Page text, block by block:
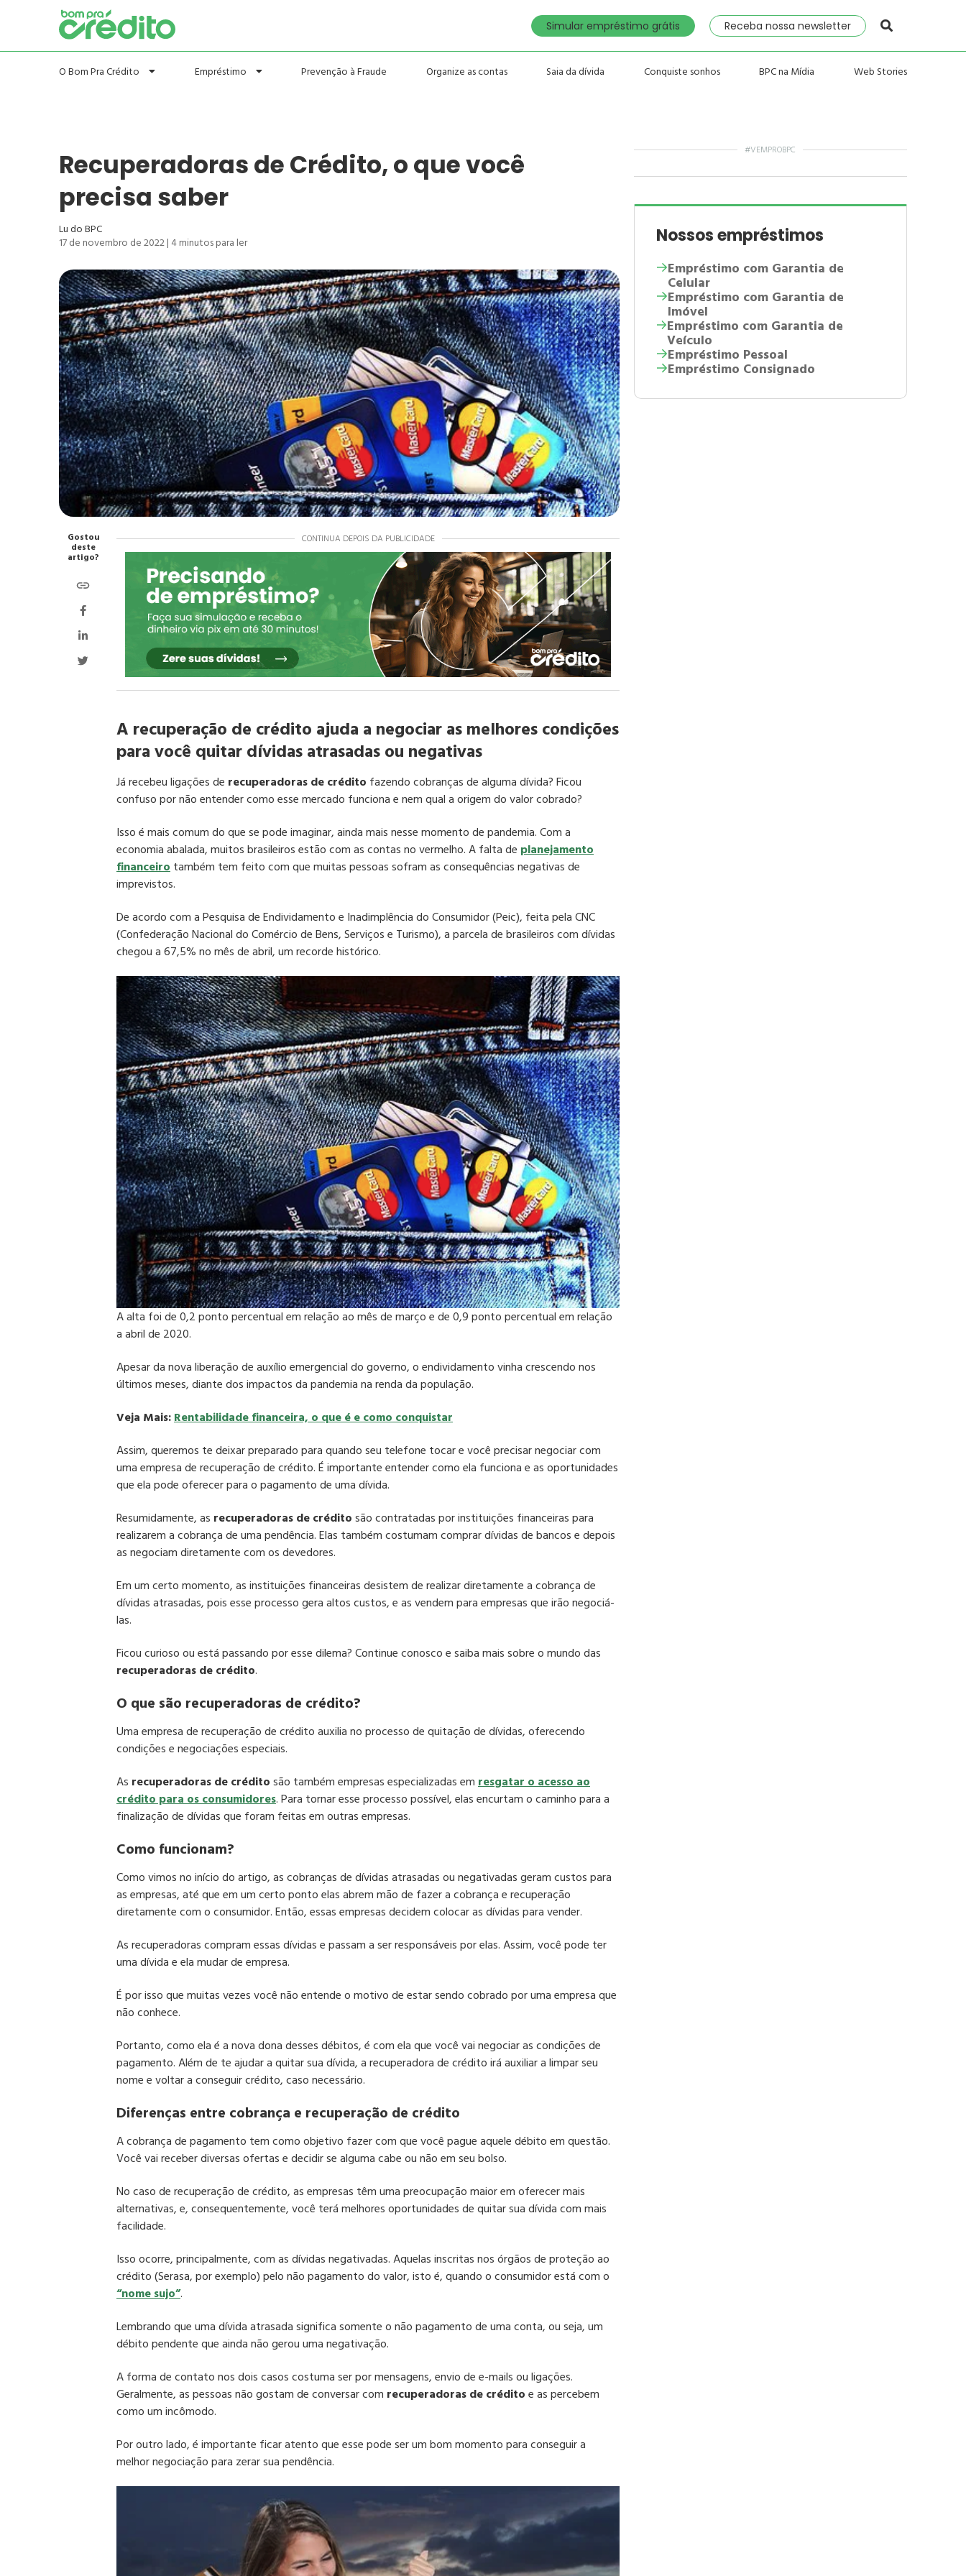
Simular empréstimo grátis Receba nossa newsletter
O Bom Pra Crédito Empréstimo Prevenção à Fraude Organize as contas Saia da dívida Conquiste sonhos BPC na Mídia Web Stories
Recuperadoras de Crédito, o que você
precisa saber
Lu do BPC
17 de novembro de 2022| 4minutos para ler
CONTINUA DEPOIS DA PUBLICIDADE
A recuperação de crédito ajuda a negociar as melhores condições
para você quitar dívidas atrasadas ou negativas
Já recebeu ligações de recuperadoras de crédito fazendo cobranças de alguma dívida? Ficou
confuso por não entender como esse mercado funciona e nem qual a origem do valor cobrado?
Isso é mais comum do que se pode imaginar, ainda mais nesse momento de pandemia. Com a
economia abalada, muitos brasileiros estão com as contas no vermelho. A falta de planejamento
financeirotambém tem feito com que muitas pessoas sofram as consequências negativas de
imprevistos.
De acordo com a Pesquisa de Endividamento e Inadimplência do Consumidor (Peic), feita pela CNC
(Confederação Nacional do Comércio de Bens, Serviços e Turismo), a parcela de brasileiros com dívidas
chegou a 67,5% no mês de abril, um recorde histórico.
A alta foi de 0,2 ponto percentual em relação ao mês de março e de 0,9 ponto percentual em relação
a abril de 2020.
Apesar da nova liberação de auxílio emergencial do governo, o endividamento vinha crescendo nos
últimos meses, diante dos impactos da pandemia na renda da população.
Veja Mais:Rentabilidade financeira, o que é e como conquistar
Assim, queremos te deixar preparado para quando seu telefone tocar e você precisar negociar com
uma empresa de recuperação de crédito. É importante entender como ela funciona e as oportunidades
que ela pode oferecer para o pagamento de uma dívida.
Resumidamente, as recuperadoras de créditosão contratadas por instituições financeiras para
realizarem a cobrança de uma pendência. Elas também costumam comprar dívidas de bancos e depois
as negociam diretamente com os devedores.
Em um certo momento, as instituições financeiras desistem de realizar diretamente a cobrança de
dívidas atrasadas, pois esse processo gera altos custos, e as vendem para empresas que irão negociá-
las.
Ficou curioso ou está passando por esse dilema? Continue conosco e saiba mais sobre o mundo das
recuperadoras de crédito.
O que são recuperadoras de crédito?
Uma empresa de recuperação de crédito auxilia no processo de quitação de dívidas, oferecendo
condições e negociações especiais.
As recuperadoras de créditosão também empresas especializadas emresgatar o acesso ao
crédito para os consumidores. Para tornar esse processo possível, elas encurtam o caminho para a
finalização de dívidas que foram feitas em outras empresas.
Como funcionam?
Como vimos no início do artigo, as cobranças de dívidas atrasadas ou negativadas geram custos para
as empresas, até que em um certo ponto elas abrem mão de fazer a cobrança e recuperação
diretamente com o consumidor. Então, essas empresas decidem colocar as dívidas para vender.
As recuperadoras compram essas dívidas e passam a ser responsáveis por elas. Assim, você pode ter
uma dívida e ela mudar de empresa.
É por isso que muitas vezes você não entende o motivo de estar sendo cobrado por uma empresa que
não conhece.
Portanto, como ela é a nova dona desses débitos, é com ela que você vai negociar as condições de
pagamento. Além de te ajudar a quitar sua dívida, a recuperadora de crédito irá auxiliar a limpar seu
nome e voltar a conseguir crédito, caso necessário.
Diferenças entre cobrança e recuperação de crédito
A cobrança de pagamento tem como objetivo fazer com que você pague aquele débito em questão.
Você vai receber diversas ofertas e decidir se alguma cabe ou não em seu bolso.
No caso de recuperação de crédito, as empresas têm uma preocupação maior em oferecer mais
alternativas, e, consequentemente, você terá melhores oportunidades de quitar sua dívida com mais
facilidade.
Isso ocorre, principalmente, com as dívidas negativadas. Aquelas inscritas nos órgãos de proteção ao
crédito (Serasa, por exemplo) pelo não pagamento do valor, isto é, quando o consumidor está com o
“nome sujo”.
Lembrando que uma dívida atrasada significa somente o não pagamento de uma conta, ou seja, um
débito pendente que ainda não gerou uma negativação.
A forma de contato nos dois casos costuma ser por mensagens, envio de e-mails ou ligações.
Geralmente, as pessoas não gostam de conversar com recuperadoras de créditoe as percebem
como um incômodo.
Por outro lado, é importante ficar atento que esse pode ser um bom momento para conseguir a
melhor negociação para zerar sua pendência.
Gostou
deste
artigo?
#VEMPROBPC
Nossos empréstimos
Empréstimo com Garantia de
Celular
Empréstimo com Garantia de
Imóvel
Empréstimo com Garantia de
Veículo
Empréstimo Pessoal
Empréstimo Consignado